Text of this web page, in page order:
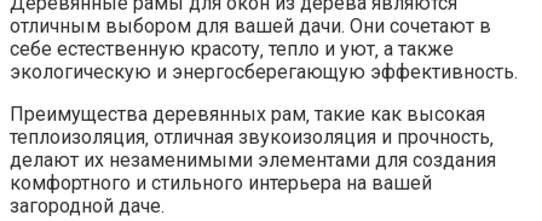
отличным выбором для вашей дачи.​ Они сочетают в
себе естественную красоту‚ тепло и уют‚ а также
экологическую и энергосберегающую эффективность.​
Преимущества деревянных рам‚ такие как высокая
теплоизоляция‚ отличная звукоизоляция и прочность‚
делают их незаменимыми элементами для создания
комфортного и стильного интерьера на вашей
загородной даче.​